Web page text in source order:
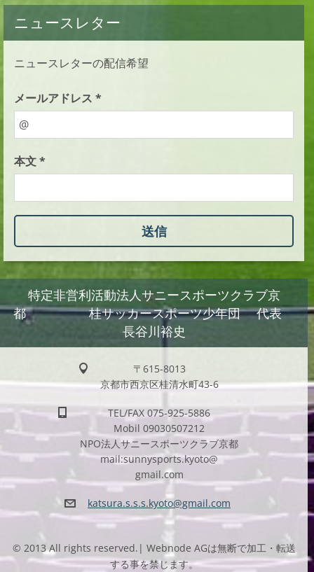
ニュースレター
ニュースレターの配信希望
メールアドレス *
本文 *
特定非営利活動法人サニースポーツクラブ京
都 桂サッカースポーツ少年団 代表
長谷川裕史
〒615-8013
京都市西京区桂清水町43-6
TEL/FAX 075-925-5886
Mobil 09030507212
NPO法人サニースポーツクラブ京都
mail:sunnysports.kyoto@
gmail.com
katsura.s.s.s.kyoto@gmail.com
© 2013 All rights reserved.| Webnode AGは無断で加工・転送
する事を禁じます。